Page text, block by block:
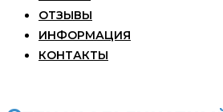
ОТЗЫВЫ
ИНФОРМАЦИЯ
КОНТАКТЫ